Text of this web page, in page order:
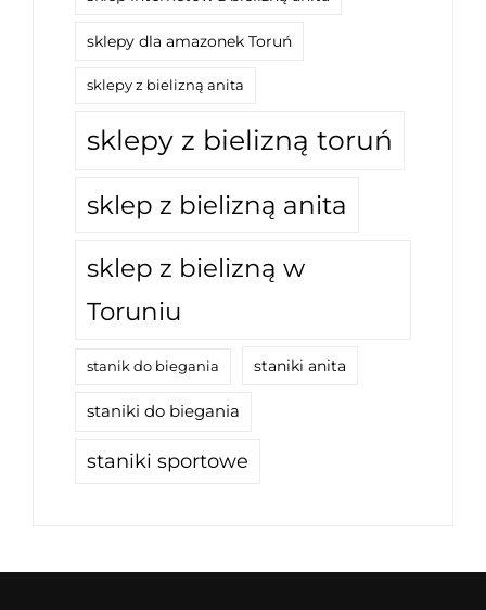
sklepy dla amazonek Toruń
sklepy z bielizną anita
sklepy z bielizną toruń
sklep z bielizną anita
sklep z bielizną w
Toruniu
stanik do biegania staniki anita
staniki do biegania
staniki sportowe